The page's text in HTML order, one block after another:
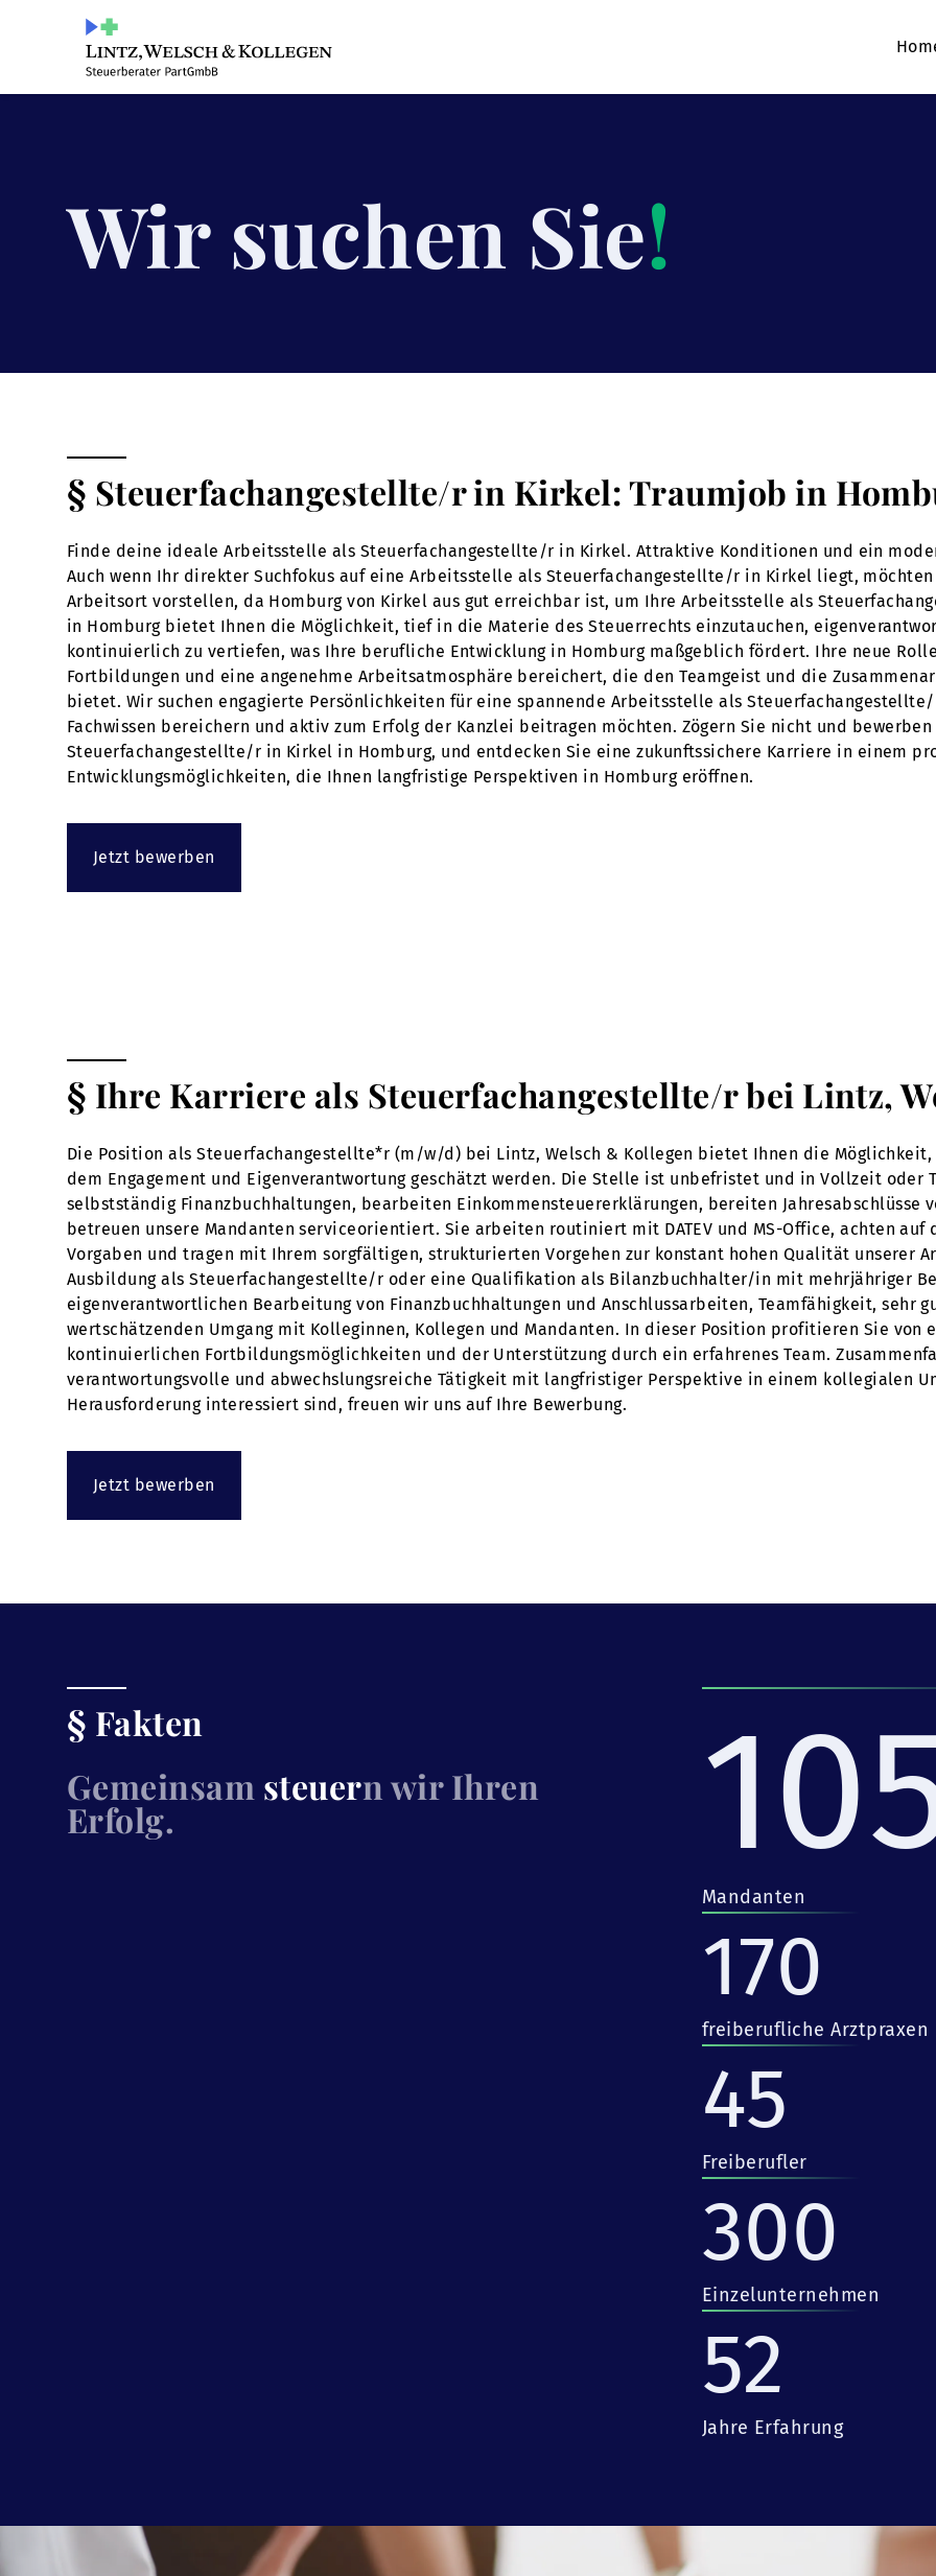
Wir suchen Sie!
§ Steuerfachangestellte/r in Kirkel: Traumjob in
Finde deine ideale Arbeitsstelle als Steuerfachangestellte/r in Kirkel. Attraktive Konditionen und ein
Auch wenn Ihr direkter Suchfokus auf eine Arbeitsstelle als Steuerfachangestellte/r in Kirkel liegt,
Arbeitsort vorstellen, da Homburg von Kirkel aus gut erreichbar ist, um Ihre Arbeitsstelle als
in Homburg bietet Ihnen die Möglichkeit, tief in die Materie des Steuerrechts einzutauchen,
kontinuierlich zu vertiefen, was Ihre berufliche Entwicklung in Homburg maßgeblich fördert. Ihre neue
Fortbildungen und eine angenehme Arbeitsatmosphäre bereichert, die den Teamgeist und die
bietet. Wir suchen engagierte Persönlichkeiten für eine spannende Arbeitsstelle als
Fachwissen bereichern und aktiv zum Erfolg der Kanzlei beitragen möchten. Zögern Sie nicht und
Steuerfachangestellte/r in Kirkel in Homburg, und entdecken Sie eine zukunftssichere Karriere in einem
Entwicklungsmöglichkeiten, die Ihnen langfristige Perspektiven in Homburg eröffnen.
Jetzt bewerben
§ Ihre Karriere als Steuerfachangestellte/r bei Lintz,
Die Position als Steuerfachangestellte*r (m/w/d) bei Lintz, Welsch & Kollegen bietet Ihnen die
dem Engagement und Eigenverantwortung geschätzt werden. Die Stelle ist unbefristet und in Vollzeit
selbstständig Finanzbuchhaltungen, bearbeiten Einkommensteuererklärungen, bereiten Jahresabschlüsse
betreuen unsere Mandanten serviceorientiert. Sie arbeiten routiniert mit DATEV und MS-Office, achten
Vorgaben und tragen mit Ihrem sorgfältigen, strukturierten Vorgehen zur konstant hohen Qualität unserer
Ausbildung als Steuerfachangestellte/r oder eine Qualifikation als Bilanzbuchhalter/in mit mehrjähriger
eigenverantwortlichen Bearbeitung von Finanzbuchhaltungen und Anschlussarbeiten, Teamfähigkeit, sehr
wertschätzenden Umgang mit Kolleginnen, Kollegen und Mandanten. In dieser Position profitieren Sie
kontinuierlichen Fortbildungsmöglichkeiten und der Unterstützung durch ein erfahrenes Team.
verantwortungsvolle und abwechslungsreiche Tätigkeit mit langfristiger Perspektive in einem kollegialen
Herausforderung interessiert sind, freuen wir uns auf Ihre Bewerbung.
Jetzt bewerben
§ Fakten
Gemeinsam steuern wir Ihren
Erfolg.
Mandanten
170
freiberufliche Arztpraxen
45
Freiberufler
300
Einzelunternehmen
52
Jahre Erfahrung